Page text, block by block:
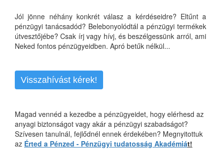
Jól jönne néhány konkrét válasz a kérdéseidre? Eltűnt a
pénzügyi tanácsadód? Belebonyolódtál a pénzügyi termékek
útvesztőjébe? Csak írj vagy hívj, és beszélgessünk arról, ami
Neked fontos pénzügyeidben. Apró betűk nélkül...
Visszahívást kérek!
Magad vennéd a kezedbe a pénzügyeidet, hogy elérhesd az
anyagi biztonságot vagy akár a pénzügyi szabadságot?
Szívesen tanulnál, fejlődnél ennek érdekében? Megnyitottuk
az Érted a Pénzed - Pénzügyi tudatosság Akadémiát!